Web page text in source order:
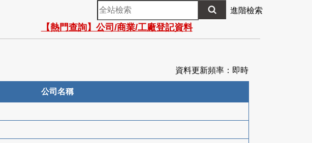
全
站
檢
索
進階檢索
【熱門查詢】公司/商業/工廠登記資料
資料更新頻率：即時
公司名稱